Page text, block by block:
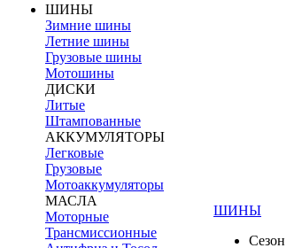
ШИНЫ
Зимние шины
Летние шины
Грузовые шины
Мотошины
ДИСКИ
Литые
Штампованные
АККУМУЛЯТОРЫ
Легковые
Грузовые
Мотоаккумуляторы
МАСЛА
Моторные
Трансмиссионные
ШИНЫ
Сезон